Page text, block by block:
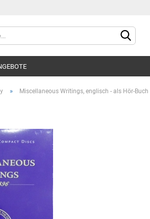
» Miscellaneous Writings, englisch - als Hör-Buch